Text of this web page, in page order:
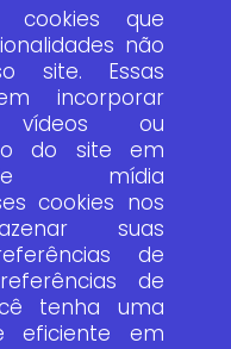
que
não
site. Essas
incorporar
vídeos ou
do site em
mídia
cookies nos
suas
de
de
tenha uma
eficiente em